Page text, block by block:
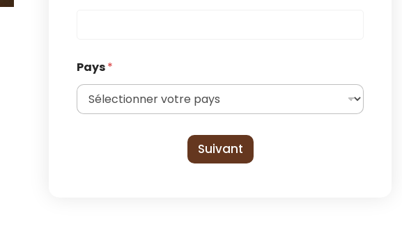
Pays*
Suivant